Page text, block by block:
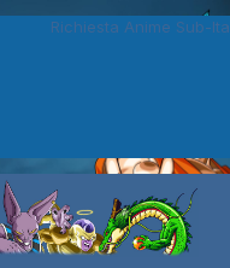
Richiesta Anime Sub-Ita